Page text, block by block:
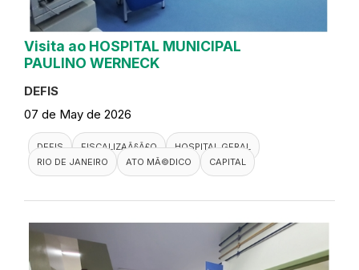
Visita ao HOSPITAL MUNICIPAL
PAULINO WERNECK
DEFIS
07 de May de 2026
DEFIS FISCALIZAÃ§Ã£O
HOSPITAL GERAL
RIO DE JANEIRO
ATO MÃ©DICO CAPITAL